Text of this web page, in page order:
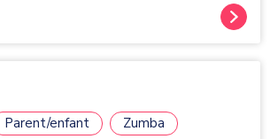
Parent/enfant
Zumba